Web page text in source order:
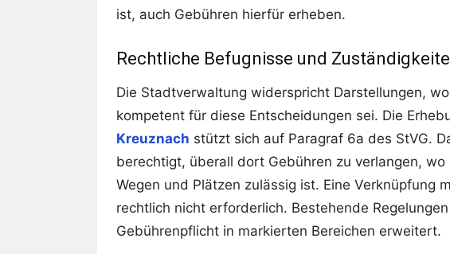
ist, auch Gebühren hierfür erheben.
Rechtliche Befugnisse und
Die Stadtverwaltung widerspricht Darstellungen,
kompetent für diese Entscheidungen sei. Die
Kreuznach stützt sich auf Paragraf 6a des StVG.
berechtigt, überall dort Gebühren zu verlangen,
Wegen und Plätzen zulässig ist. Eine Verknüpfung
rechtlich nicht erforderlich. Bestehende
Gebührenpflicht in markierten Bereichen erweitert.